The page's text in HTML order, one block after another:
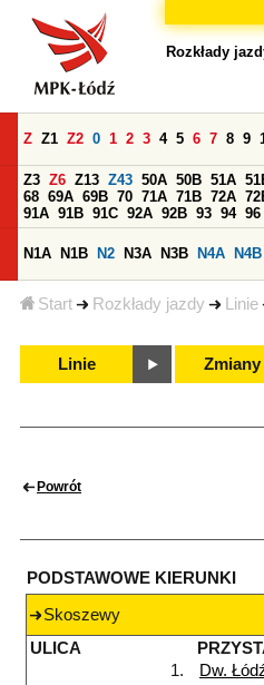
Start Rozkłady jazdy Linie
Rozkłady
Z Z1 Z2 0 1 2 3 4 5 6 7 8 9
Z3 Z6 Z13 Z43 50A 50B 51A
68 69A 69B 70 71A 71B 72A
91A 91B 91C 92A 92B 93 94 96
N1A N1B N2 N3A N3B N4A N4B
Linie Zmiany
Powrót
PODSTAWOWE KIERUNKI
Skoszewy
ULICA
1.
Dw.